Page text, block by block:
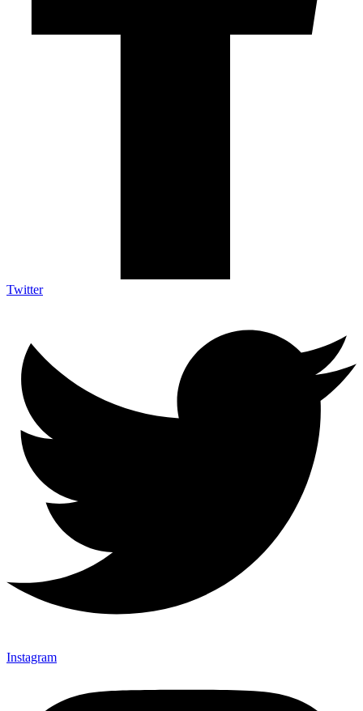
Twitter
Instagram